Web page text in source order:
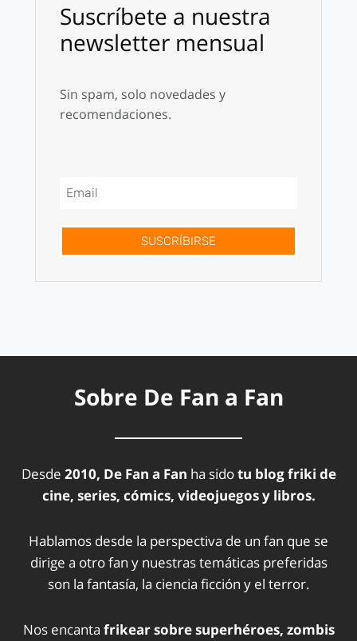
Suscríbete a nuestra
newsletter mensual
Sin spam, solo novedades y
recomendaciones.
SUSCRÍBIRSE
Sobre De Fan a Fan
Desde 2010, De Fan a Fan ha sidotu blog friki de
cine, series, cómics, videojuegos y libros.
Hablamos desde la perspectiva de un fan que se
dirige a otro fan y nuestras temáticas preferidas
son la fantasía, la ciencia ficción y el terror.
Nos encanta frikear sobre superhéroes, zombis